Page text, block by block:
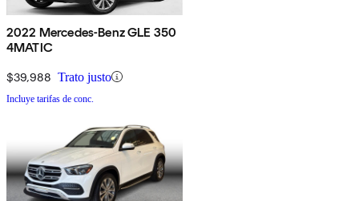
2022 Mercedes-Benz GLE 350
4MATIC
$39,988 Trato justo
Incluye tarifas de conc.